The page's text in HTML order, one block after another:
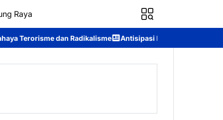
Raya
Antisipasi Karhutla, Murung Raya Resmi